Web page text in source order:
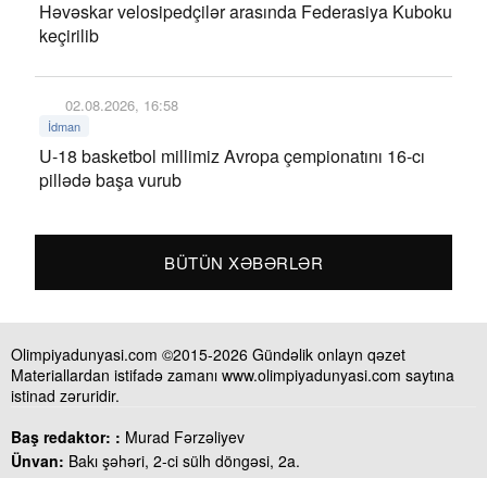
Həvəskar velosipedçilər arasında Federasiya Kuboku
keçirilib
02.08.2026, 16:58
İdman
U-18 basketbol millimiz Avropa çempionatını 16-cı
pillədə başa vurub
BÜTÜN XƏBƏRLƏR
Olimpiyadunyasi.com ©2015-2026 Gündəlik onlayn qəzet
Materiallardan istifadə zamanı www.olimpiyadunyasi.com saytına
istinad zəruridir.
Baş redaktor: : Murad Fərzəliyev
Ünvan: Bakı şəhəri, 2-ci sülh döngəsi, 2a.